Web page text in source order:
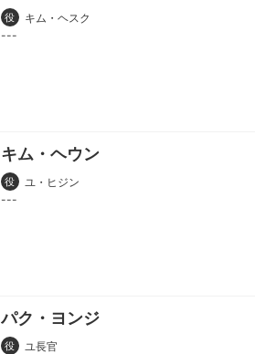
役 キム・ヘスク
キム・ヘウン
役 ユ・ヒジン
パク・ヨンジ
役 ユ長官